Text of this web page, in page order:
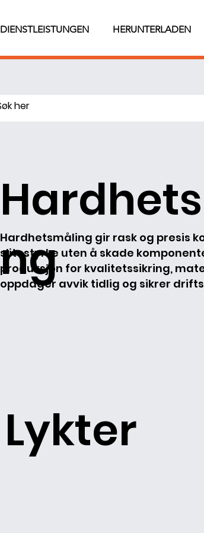
DIENSTLEISTUNGEN HERUNTERLADEN
ng
Hardhetsmåling gir rask og presis
slitestyrke uten å skade
produksjon for kvalitetssikring,
oppdager avvik tidlig og sikrer
Lykter